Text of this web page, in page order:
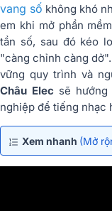
vang số không khó
em khi mở phần
tần số, sau đó kéo
"càng chỉnh càng
vững quy trình và
Châu Elec sẽ
nghiệp để tiếng nhạc
Xem nhanh (Mở